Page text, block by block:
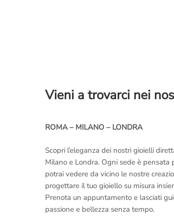
Vieni a trovarci nei
ROMA – MILANO – LONDRA
Scopri l’eleganza dei nostri gioielli
Milano e Londra. Ogni sede è pensata
potrai vedere da vicino le nostre
progettare il tuo gioiello su misura
Prenota un appuntamento e lasciati
passione e bellezza senza tempo.